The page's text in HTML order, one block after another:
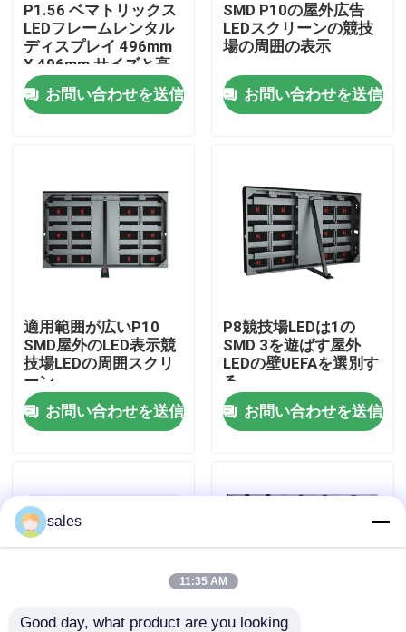
家へ
VRショー
わたしたち に つい て
工場 ツアー
品質管理
ニュース
屋外のフル カラーの導かれた表示
P1.56 ベマトリックス
LEDフレームレンタル
ディスプレイ 496mm
X 496mm サイズと高
画質のGOB技術
お問い合わせを送信
SMD P10の屋外広告
LEDスクリーンの競技
場の周囲の表示
お問い合わせを送信
適用範囲が広いP10
SMD屋外のLED表示競
技場LEDの周囲スクリ
ーン
お問い合わせを送信
P8競技場LEDは1の
SMD 3を遊ばす屋外
LEDの壁UEFAを選別す
る
お問い合わせを送信
sales
11:35 AM
Good day, what product are you looking